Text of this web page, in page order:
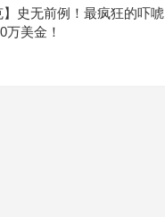
】史无前例！最疯狂的吓唬
万美金！